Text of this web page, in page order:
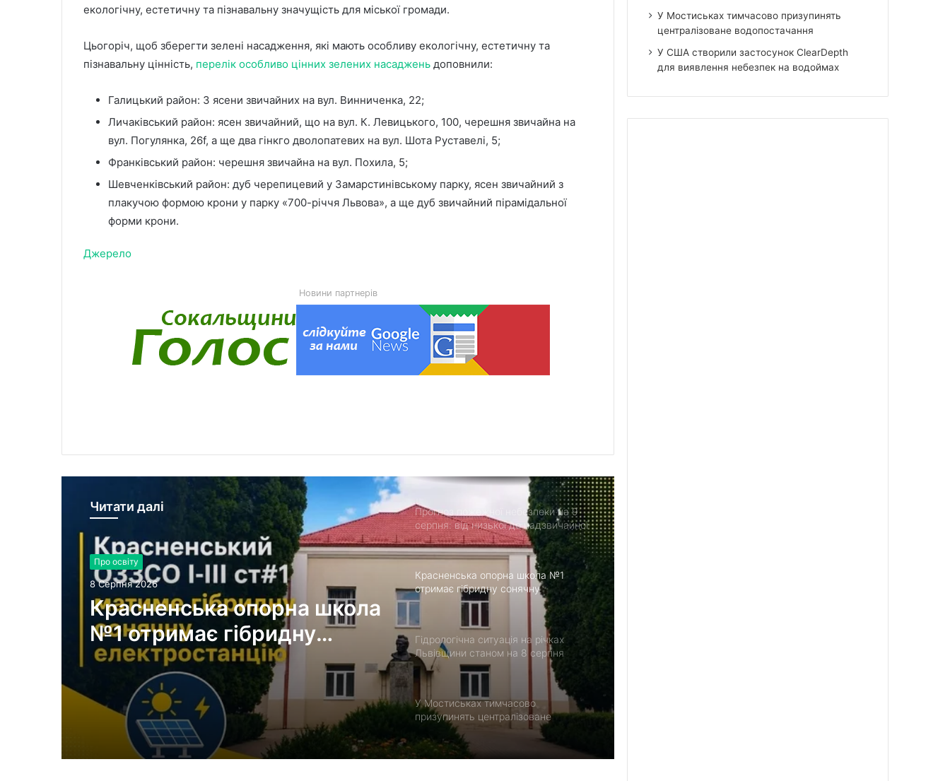
екологічну, естетичну та пізнавальну значущість для міської громади.
Цьогоріч, щоб зберегти зелені насадження, які мають особливу екологічну, естетичну та
пізнавальну цінність, перелік особливо цінних зелених насаджень доповнили:
Галицький район: 3 ясени звичайних на вул. Винниченка, 22;
Личаківський район: ясен звичайний, що на вул. К. Левицького, 100, черешня звичайна на
вул. Погулянка, 26f, а ще два гінкго дволопатевих на вул. Шота Руставелі, 5;
Франківський район: черешня звичайна на вул. Похила, 5;
Шевченківський район: дуб черепицевий у Замарстинівському парку, ясен звичайний з
плакучою формою крони у парку «700-річчя Львова», а ще дуб звичайний пірамідальної
форми крони.
Джерело
Новини партнерів
Читати далі
Про освіту
8 Серпня 2026
Красненська опорна школа
№1 отримає гібридну
сонячну електростанцію
Красненська опорна школа №1
отримає гібридну сонячну
У Мостиськах тимчасово
призупинять централізоване
водопостачання
Прогноз пожежної небезпеки на 9
серпня: від низької до надзвичайної
Красненська опорна школа №1
отримає гібридну сонячну
електростанцію
Гідрологічна ситуація на річках
Львівщини станом на 8 серпня
У Мостиськах тимчасово
призупинять централізоване
водопостачання
У Мостиськах тимчасово призупинять
централізоване водопостачання
У США створили застосунок ClearDepth
для виявлення небезпек на водоймах